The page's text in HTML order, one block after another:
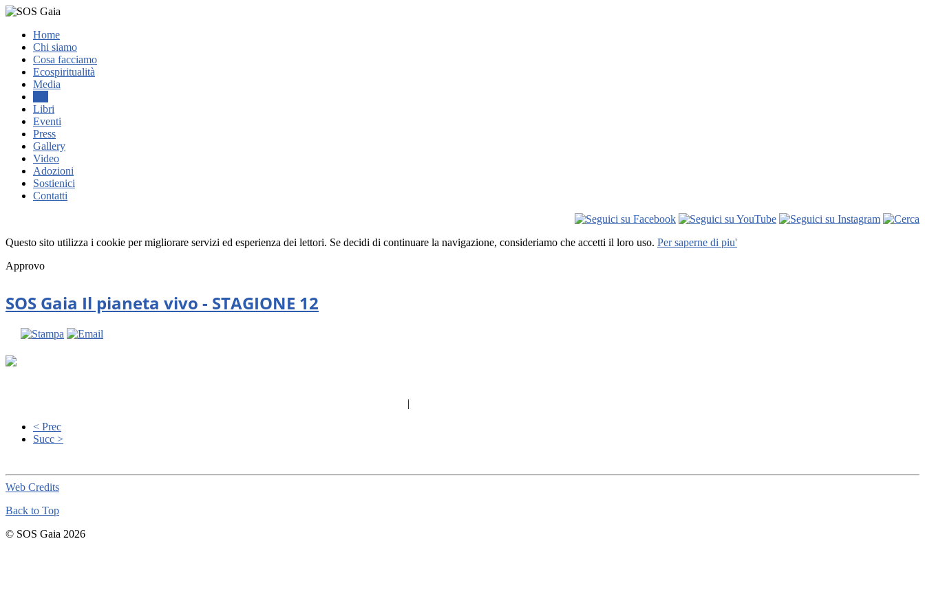
Home
Chi siamo
Cosa facciamo
Ecospiritualità
Media
Libri
Eventi
Press
Gallery
Video
Adozioni
Sostienici
Contatti
Questo sito utilizza i cookie per migliorare servizi ed esperienza dei lettori. Se decidi di continuare la navigazione, consideriamo che accetti il loro uso. Per saperne di piu'
Approvo
SOS Gaia Il pianeta vivo - STAGIONE 12
|
< Prec
Succ >
Web Credits
Back to Top
© SOS Gaia 2026